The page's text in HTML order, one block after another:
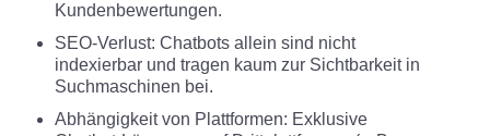
Kundenbewertungen.
SEO-Verlust: Chatbots allein sind nicht
indexierbar und tragen kaum zur Sichtbarkeit in
Suchmaschinen bei.
Abhängigkeit von Plattformen: Exklusive